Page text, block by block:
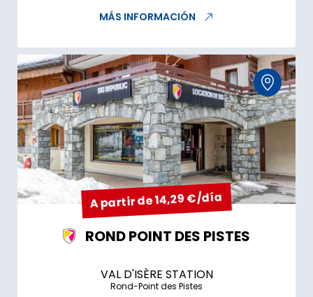
MÁS INFORMACIÓN
A partir de 14,29 €/día
ROND POINT DES PISTES
VAL D'ISÈRE STATION
Rond-Point des Pistes